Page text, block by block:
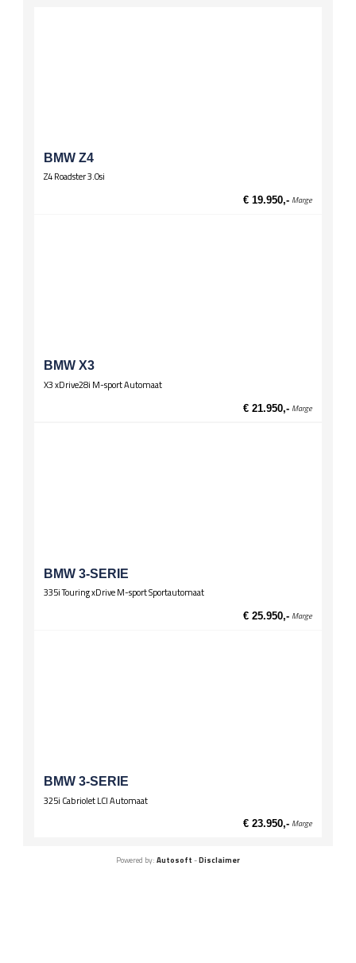
BMW Z4
Z4 Roadster 3.0si
€ 19.950,- Marge
BMW X3
X3 xDrive28i M-sport Automaat
€ 21.950,- Marge
BMW 3-SERIE
335i Touring xDrive M-sport Sportautomaat
€ 25.950,- Marge
BMW 3-SERIE
325i Cabriolet LCI Automaat
€ 23.950,- Marge
Powered by: Autosoft -Disclaimer